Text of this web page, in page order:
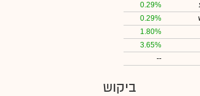
0.29%
0.29%
1.80%
3.65%
--
ביקוש